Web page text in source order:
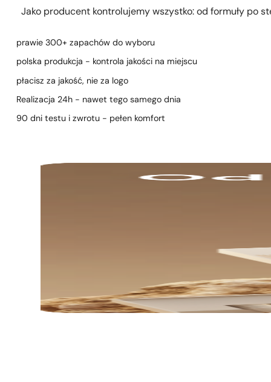
Jako producent kontrolujemy wszystko: od formuły po
prawie 300+ zapachów do wyboru
polska produkcja - kontrola jakości na miejscu
płacisz za jakość, nie za logo
Realizacja 24h - nawet tego samego dnia
90 dni testu i zwrotu - pełen komfort